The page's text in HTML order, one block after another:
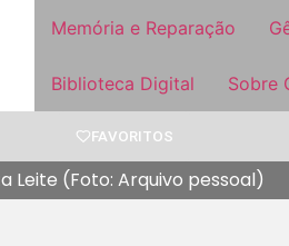
Memória e Reparação
Biblioteca Digital Sobre
FAVORITOS
Leite (Foto: Arquivo pessoal)